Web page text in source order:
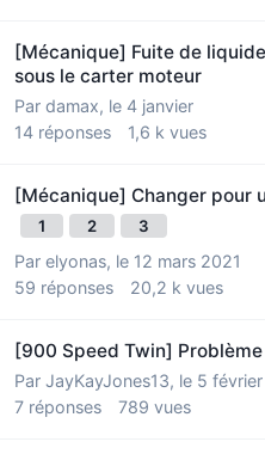
[Mécanique] Fuite de
sous le carter moteur
Par damax, le 4 janvier
14 réponses 1,6 k vues
[Mécanique] Changer pour
1 2 3
Par elyonas, le 12 mars 2021
59 réponses 20,2 k vues
[900 Speed Twin]
Par JayKayJones13, le 5 février
7 réponses 789 vues